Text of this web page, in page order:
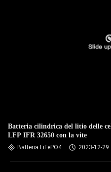
Batteria cilindrica del litio delle
LFP IFR 32650 con la vite
Batteria LiFePO4 2023-12-29